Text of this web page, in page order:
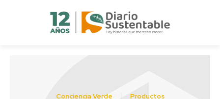
Conciencia Verde Productos